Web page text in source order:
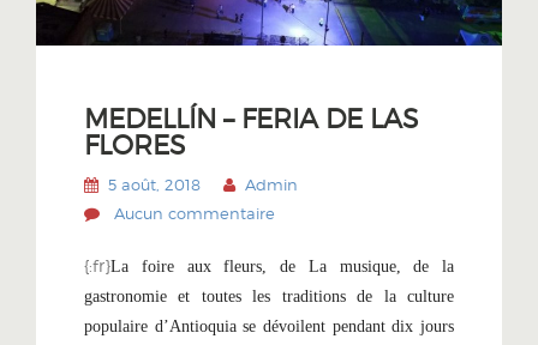
MEDELLÍN – FERIA DE LAS
FLORES
5 août, 2018
Admin
Aucun commentaire
{:fr}La foire aux fleurs, de La musique, de la
gastronomie et toutes les traditions de la culture
populaire d’Antioquia se dévoilent pendant dix jours